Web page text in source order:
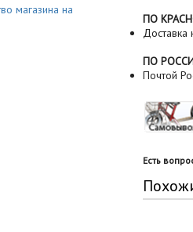
ПО
ПО
Почтой
Есть